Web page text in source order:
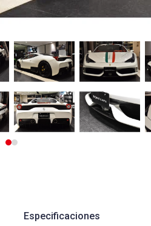
Especificaciones